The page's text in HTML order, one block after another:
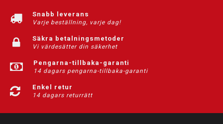
Snabb leverans
Varje beställning, varje dag!
Säkra betalningsmetoder
Vi värdesätter din säkerhet
Pengarna-tillbaka-garanti
14 dagars pengarna-tillbaka-garanti
Enkel retur
14 dagars returrätt